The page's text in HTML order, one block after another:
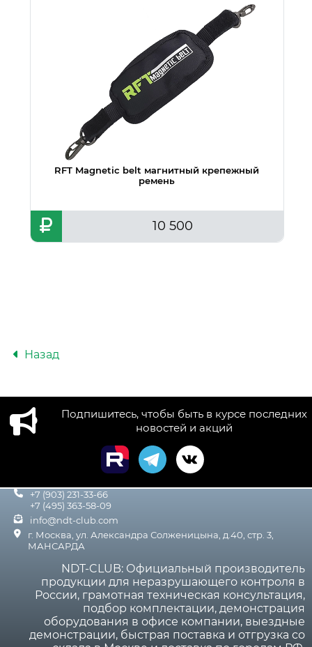
RFT Magnetic belt магнитный крепежный
ремень
10 500
Назад
Подпишитесь, чтобы быть в курсе последних
новостей и акций
+7 (903) 231-33-66
+7 (495) 363-58-09
info@ndt-club.com
г. Москва, ул. Александра Солженицына, д.40, стр. 3,
МАНСАРДА
NDT-CLUB: Официальный производитель
продукции для неразрушающего контроля в
России, грамотная техническая консультация,
подбор комплектации, демонстрация
оборудования в офисе компании, выездные
демонстрации, быстрая поставка и отгрузка со